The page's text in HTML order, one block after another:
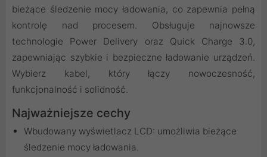
bieżące śledzenie mocy ładowania, co zapewnia pełną
kontrolę nad procesem. Obsługuje najnowsze
technologie Power Delivery oraz Quick Charge 3.0,
zapewniając szybkie i bezpieczne ładowanie urządzeń.
Wybierz kabel, który łączy nowoczesność,
funkcjonalność i solidność.
Najważniejsze cechy
Wbudowany wyświetlacz LCD: umożliwia bieżące
śledzenie mocy ładowania.